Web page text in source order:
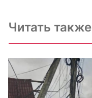
Читать также